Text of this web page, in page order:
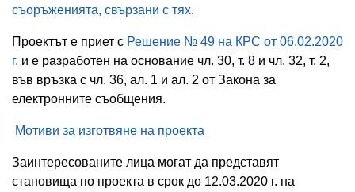
съоръженията, свързани с тях.
Проектът е приет с Решение № 49 на КРС от 06.02.2020
г. и е разработен на основание чл. 30, т. 8 и чл. 32, т. 2,
във връзка с чл. 36, ал. 1 и ал. 2 от Закона за
електронните съобщения.
Мотиви за изготвяне на проекта
Заинтересованите лица могат да представят
становища по проекта в срок до 12.03.2020 г. на